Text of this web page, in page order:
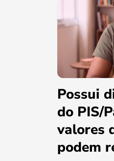
Possui
do PIS/
valores
podem